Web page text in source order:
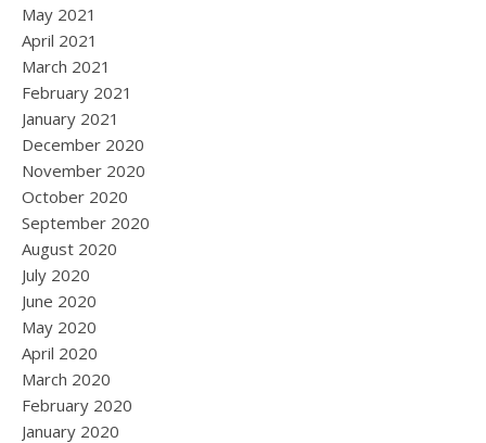
May 2021
April 2021
March 2021
February 2021
January 2021
December 2020
November 2020
October 2020
September 2020
August 2020
July 2020
June 2020
May 2020
April 2020
March 2020
February 2020
January 2020